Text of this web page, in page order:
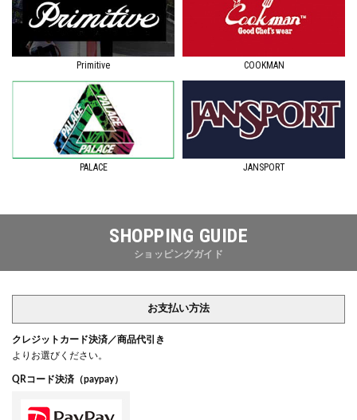
Primitive COOKMAN
PALACE JANSPORT
SHOPPING GUIDE
ショッピングガイド
お支払い方法
クレジットカード決済／商品代引き
よりお選びください。
QRコード決済（paypay）